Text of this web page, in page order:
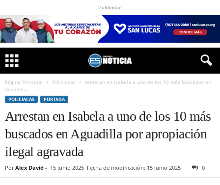
Publicidad
Página Principal Policiacas
Arrestan en Isabela a uno de los 10 más buscados en
Aguadilla...
POLICIACAS PORTADA
Arrestan en Isabela a uno de los 10 más
buscados en Aguadilla por apropiación
ilegal agravada
Por Alex David - 15 junio 2025 Fecha de modificación: 15 junio 2025 0